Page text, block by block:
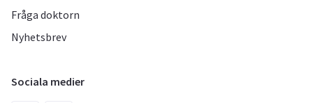
Fråga doktorn
Nyhetsbrev
Sociala medier